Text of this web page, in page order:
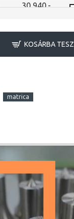
30,940.-
Ft
KOSÁRBA TESZ
matrica